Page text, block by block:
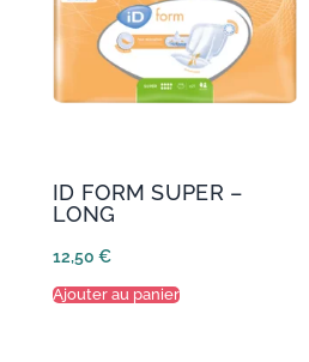
ID FORM SUPER –
LONG
12,50 €
Ajouter au panier